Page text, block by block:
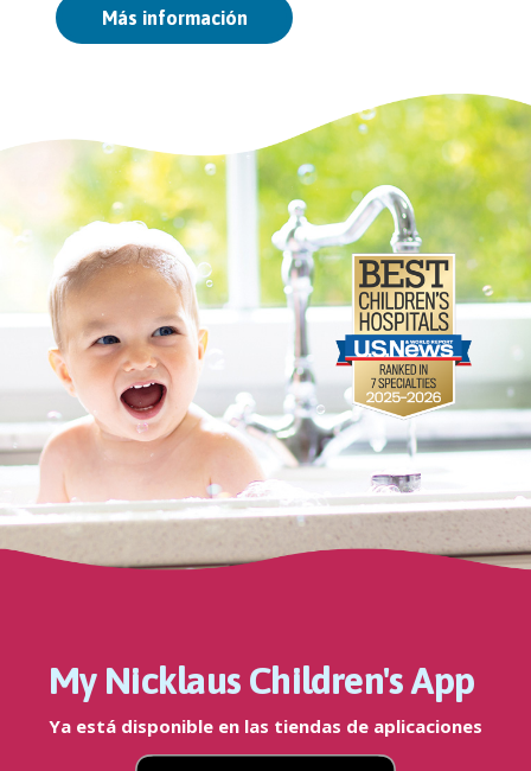
Más información
My Nicklaus Children's App
Ya está disponible en las tiendas de aplicaciones